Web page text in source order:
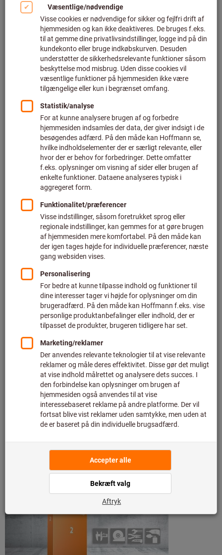
Udnyt alle fordelene og funktionerne i
bladrekataloget
Klik på "NEW" i bladrekataloget for at opdage alle nye
produkter.
Find varer hurtigt og nemt - også alle nye produkter,
som måske endnu ikke er med i det trykte katalog
Tilføj digitale bogmærker til sider i kataloget
Gem individuelle sider
Del indhold med kolleger
Bestil varer direkte fra kataloget i eShop
Katalog bind 1
Spåntagning og holdende værktøj
bl.a. HSS-bor/-fræsere, HM-bor/-fræsere, snittapper,
drejning, værktøjsholdere,
dreje-/gevindskære-/borepatroner, skruestikke,
opspændingselementer